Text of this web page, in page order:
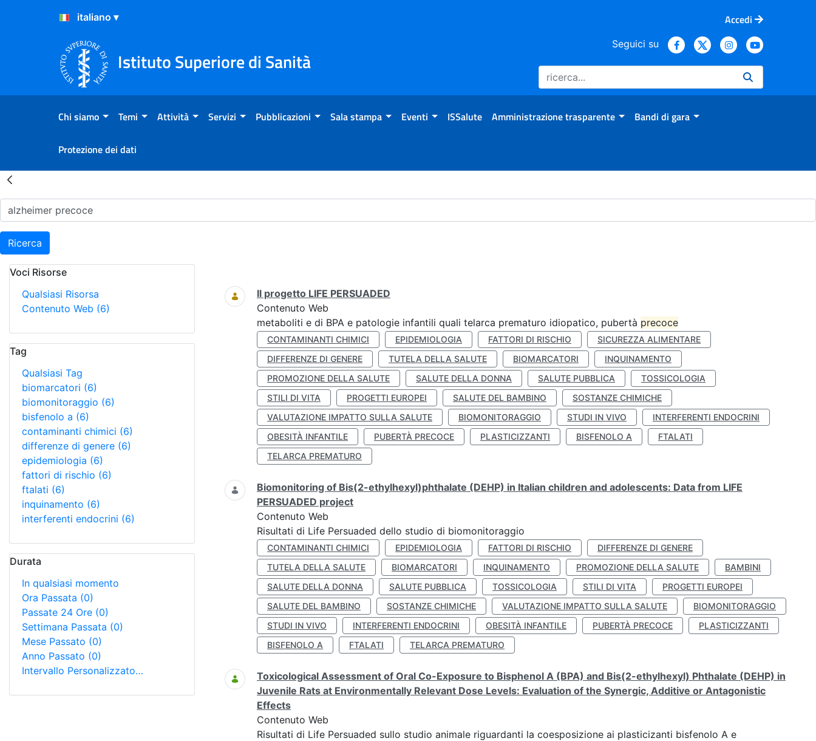
Salta al Contenuto
Salta al Footer
Accedi
Istituto Superiore di Sanità
Seguici su
Chi siamo Temi Attività Servizi Pubblicazioni Sala stampa Eventi ISSalute Amministrazione trasparente Bandi di gara
Protezione dei dati
Risultati della Ricerca - Home
Ricerca
Voci Risorse
Qualsiasi Risorsa
Contenuto Web (6)
Tag
Qualsiasi Tag
biomarcatori (6)
biomonitoraggio (6)
bisfenolo a (6)
contaminanti chimici (6)
differenze di genere (6)
epidemiologia (6)
fattori di rischio (6)
ftalati (6)
inquinamento (6)
interferenti endocrini (6)
Durata
In qualsiasi momento
Ora Passata (0)
Passate 24 Ore (0)
Settimana Passata (0)
Mese Passato (0)
Anno Passato (0)
Intervallo Personalizzato…
Ricerca
Il progetto LIFE PERSUADED
Contenuto Web
metaboliti e di BPA e patologie infantili quali telarca prematuro idiopatico, pubertà precoce
CONTAMINANTI CHIMICI EPIDEMIOLOGIA FATTORI DI RISCHIO
SICUREZZA ALIMENTARE
DIFFERENZE DI GENERE
TUTELA DELLA SALUTE BIOMARCATORI
INQUINAMENTO
PROMOZIONE DELLA SALUTE
SALUTE DELLA DONNA SALUTE PUBBLICA
TOSSICOLOGIA
STILI DI VITA
PROGETTI EUROPEI SALUTE DEL BAMBINO
SOSTANZE CHIMICHE
VALUTAZIONE IMPATTO SULLA SALUTE
BIOMONITORAGGIO STUDI IN VIVO
INTERFERENTI ENDOCRINI
OBESITÀ INFANTILE
PUBERTÀ PRECOCE PLASTICIZZANTI BISFENOLO A
FTALATI
TELARCA PREMATURO
Biomonitoring of Bis(2-ethylhexyl)phthalate (DEHP) in Italian children and adolescents: Data from LIFE
PERSUADED project
Contenuto Web
Risultati di Life Persuaded dello studio di biomonitoraggio
CONTAMINANTI CHIMICI EPIDEMIOLOGIA FATTORI DI RISCHIO
DIFFERENZE DI GENERE
TUTELA DELLA SALUTE
BIOMARCATORI INQUINAMENTO PROMOZIONE DELLA SALUTE
BAMBINI
SALUTE DELLA DONNA
SALUTE PUBBLICA TOSSICOLOGIA STILI DI VITA
PROGETTI EUROPEI
SALUTE DEL BAMBINO
SOSTANZE CHIMICHE VALUTAZIONE IMPATTO SULLA SALUTE
BIOMONITORAGGIO
STUDI IN VIVO
INTERFERENTI ENDOCRINI OBESITÀ INFANTILE PUBERTÀ PRECOCE
PLASTICIZZANTI
BISFENOLO A
FTALATI TELARCA PREMATURO
Toxicological Assessment of Oral Co-Exposure to Bisphenol A (BPA) and Bis(2-ethylhexyl) Phthalate (DEHP) in
Juvenile Rats at Environmentally Relevant Dose Levels: Evaluation of the Synergic, Additive or Antagonistic
Effects
Contenuto Web
Risultati di Life Persuaded sullo studio animale riguardanti la coesposizione ai plasticizanti bisfenolo A e